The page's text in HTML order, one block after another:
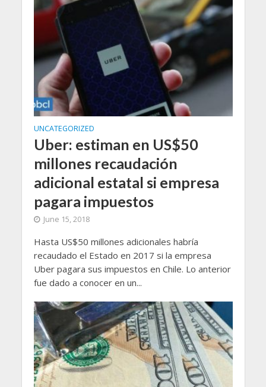
UNCATEGORIZED
Uber: estiman en US$50
millones recaudación
adicional estatal si empresa
pagara impuestos
June 15, 2018
Hasta US$50 millones adicionales habría
recaudado el Estado en 2017 si la empresa
Uber pagara sus impuestos en Chile. Lo anterior
fue dado a conocer en un...